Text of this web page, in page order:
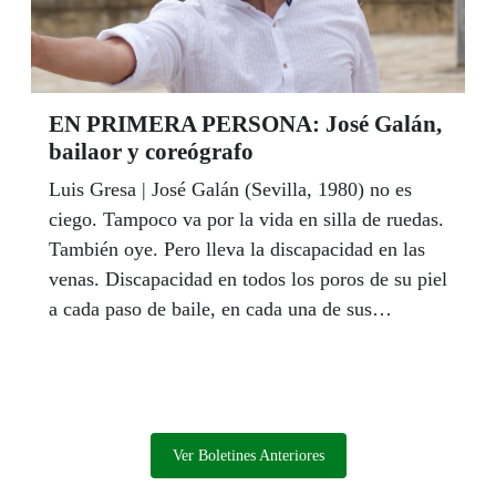
Fundación ONCE y presidente de ILUNION,
Alberto Durán, el delegado territorial de la
ONCE en Andalucía, Ceuta y Melilla, Cristóbal
Isabel Viruet, junto a la consejera de Igualdad y
Políticas Sociales de la Junta de Andalucía,
María José Sánchez Rubio.
EN PRIMERA PERSONA: José Galán,
bailaor y coreógrafo
Luis Gresa | José Galán (Sevilla, 1980) no es
ciego. Tampoco va por la vida en silla de ruedas.
También oye. Pero lleva la discapacidad en las
venas. Discapacidad en todos los poros de su piel
a cada paso de baile, en cada una de sus
referente del flamenco integrado en España, que
es como decir, en el mundo. Y ahora, tras diez
Ver Boletines Anteriores